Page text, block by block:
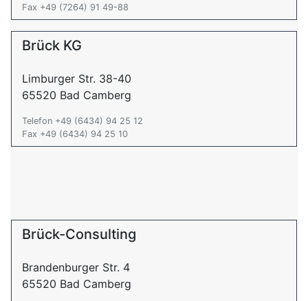
Fax +49 (7264) 91 49-88
Brück KG
Limburger Str. 38-40
65520 Bad Camberg
Telefon +49 (6434) 94 25 12
Fax +49 (6434) 94 25 10
Brück-Consulting
Brandenburger Str. 4
65520 Bad Camberg